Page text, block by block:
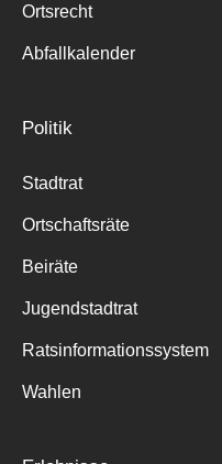
Ortsrecht
Abfallkalender
Politik
Stadtrat
Ortschaftsräte
Beiräte
Jugendstadtrat
Ratsinformationssystem
Wahlen